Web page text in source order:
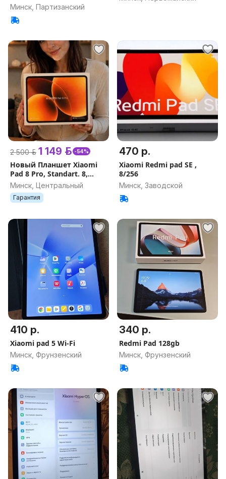
Минск, Партизанский
2 500 р. 1 149 р. -54%
Новый Планшет Xiaomi
Pad 8 Pro, Standart. 8,
12GB. Ru Клавиатура.
Официальная Гарантия.
Наш регион.
Минск, Центральный
Гарантия
470 р.
Xiaomi Redmi pad SE ,
8/256
Минск, Заводской
410 р.
Xiaomi pad 5 Wi-Fi
Минск, Фрунзенский
340 р.
Redmi Pad 128gb
Минск, Фрунзенский